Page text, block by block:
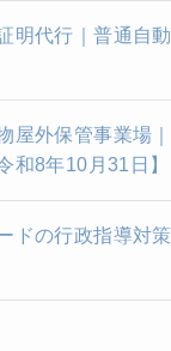
明代行｜普通自
屋外保管事業場
和8年10月31日】
ドの行政指導対